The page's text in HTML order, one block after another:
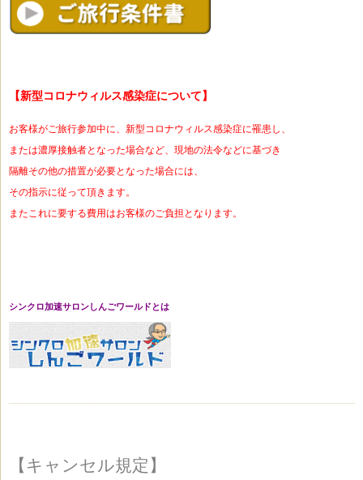
【新型コロナウィルス感染症について 】
お客様がご旅行参加中に、新型コロナウィルス感染症に罹患し、
または濃厚接触者となった場合など、現地の法令などに基づき
隔離その他の措置が必要となった場合には、
その指示に従って頂きます。
またこれに要する費用はお客様のご負担となります。
シンクロ加速サロンしんごワールドとは
【キャンセル規定】